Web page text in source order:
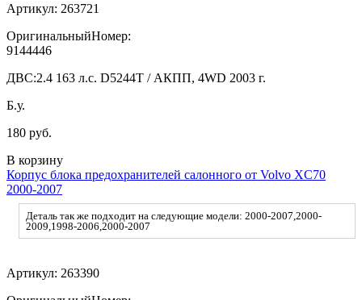
Артикул: 263721
ОригинальныйНомер:
9144446
ДВС:2.4 163 л.с. D5244T / АКПП, 4WD 2003 г.
Б.у.
180 руб.
В корзину
Корпус блока предохранителей салонного от Volvo XC70
2000-2007
Деталь так же подходит на следующие модели: 2000-2007,2000-
2009,1998-2006,2000-2007
Артикул: 263390